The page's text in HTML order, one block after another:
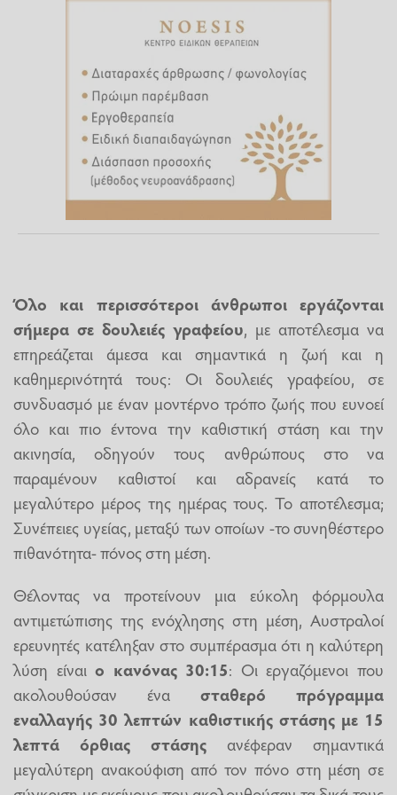
Όλο και περισσότεροι άνθρωποι εργάζονται
σήμερα σε δουλειές γραφείου, με αποτέλεσμα να
επηρεάζεται άμεσα και σημαντικά η ζωή και η
καθημερινότητά τους: Οι δουλειές γραφείου, σε
συνδυασμό με έναν μοντέρνο τρόπο ζωής που ευνοεί
όλο και πιο έντονα την καθιστική στάση και την
ακινησία, οδηγούν τους ανθρώπους στο να
παραμένουν καθιστοί και αδρανείς κατά το
μεγαλύτερο μέρος της ημέρας τους. Το αποτέλεσμα;
Συνέπειες υγείας, μεταξύ των οποίων -το συνηθέστερο
πιθανότητα- πόνος στη μέση.
Θέλοντας να προτείνουν μια εύκολη φόρμουλα
αντιμετώπισης της ενόχλησης στη μέση, Αυστραλοί
ερευνητές κατέληξαν στο συμπέρασμα ότι η καλύτερη
λύση είναιο κανόνας 30:15: Οι εργαζόμενοι που
ακολουθούσαν ένα σταθερό πρόγραμμα
εναλλαγής 30 λεπτών καθιστικής στάσης με 15
λεπτά όρθιας στάσης ανέφεραν σημαντικά
μεγαλύτερη ανακούφιση από τον πόνο στη μέση σε